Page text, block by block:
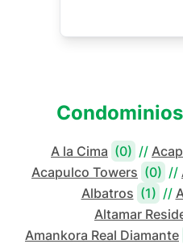
A la Cima (0) //
Acapulco Towers (0) //
Albatros (1) //
Altamar
Amankora Real Diamante